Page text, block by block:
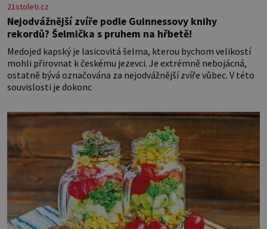
21stoleti.cz
Nejodvážnější zvíře podle Guinnessovy knihy
rekordů? Šelmička s pruhem na hřbetě!
Medojed kapský je lasicovitá šelma, kterou bychom velikostí
mohli přirovnat k českému jezevci. Je extrémně nebojácná,
ostatně bývá označována za nejodvážnější zvíře vůbec. V této
souvislosti je dokonc